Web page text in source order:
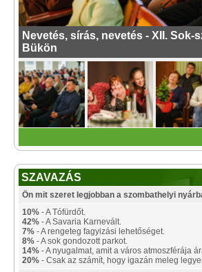
Nevetés, sírás, nevetés - XII. Sok-
Bükön
SZAVAZÁS
Ön mit szeret legjobban a szombathelyi
10% - A Tófürdőt.
42% - A Savaria Karnevált.
7% - A rengeteg fagyizási lehetőséget.
8% - A sok gondozott parkot.
14% - A nyugalmat, amit a város atmoszférája
20% - Csak az számít, hogy igazán meleg